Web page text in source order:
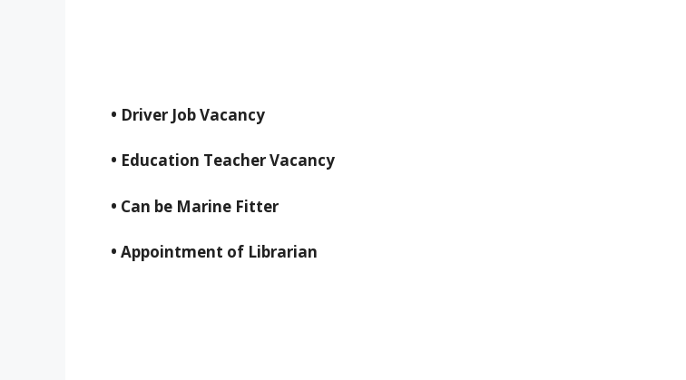
• Driver Job Vacancy
• Education Teacher Vacancy
• Can be Marine Fitter
• Appointment of Librarian